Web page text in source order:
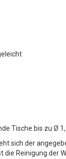
Tische bis zu Ø
sich der
Reinigung der